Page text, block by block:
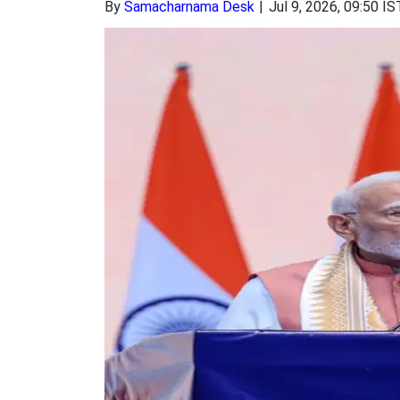
By Samacharnama Desk Jul 9, 2026, 09:50